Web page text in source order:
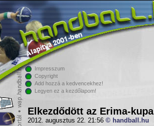
Impresszum
Copyright
Add hozzá a kedvencekhez!
Legyen ez a kezdőlapom!
Elkezdődött az Erima-kupa
2012. augusztus 22. 21:56 © handball.hu